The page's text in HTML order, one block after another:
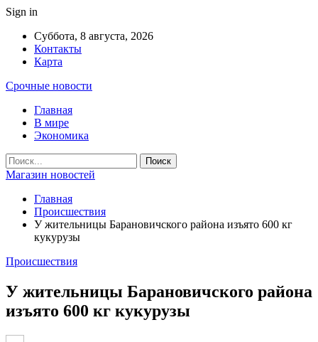
Sign in
Суббота, 8 августа, 2026
Контакты
Карта
Срочные новости
Главная
В мире
Экономика
Магазин новостей
Главная
Происшествия
У жительницы Барановичского района изъято 600 кг
кукурузы
Происшествия
У жительницы Барановичского района
изъято 600 кг кукурузы